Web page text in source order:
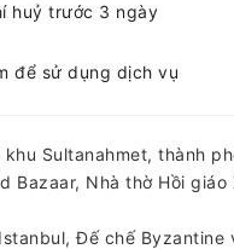
huỷ trước 3 ngày
để sử dụng dịch vụ
Sultanahmet, thành
Bazaar, Nhà thờ Hồi
Đế chế Byzantine